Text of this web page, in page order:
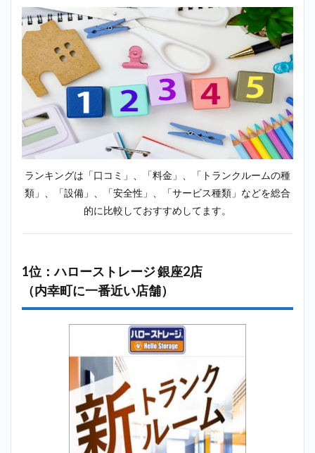
舗）
2位：
minikura（ミ
ニクラ）＿内
幸町
2.3
3位：
ラー
ズ 芝
店
幸町
に一
番近
い店
舗）
4位：
加瀬
トラ
ルー
ム港
区新
（内
幸町
番近
い店
舗）
ランキングは「口コミ」、「料金」、「トランクルームの種
類」、「設備」、「安全性」、「サービス種類」などを総合
的に比較しておすすめしてます。
1位：ハローストレージ 銀座2店
（内幸町に一番近い店舗）